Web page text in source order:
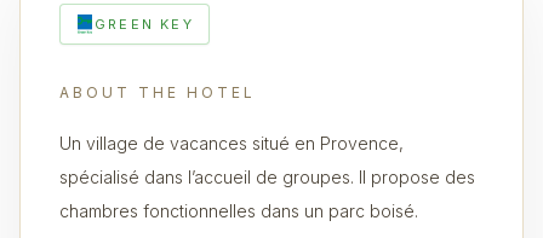
GREEN KEY
ABOUT THE HOTEL
Un village de vacances situé en Provence,
spécialisé dans l’accueil de groupes. Il propose des
chambres fonctionnelles dans un parc boisé.